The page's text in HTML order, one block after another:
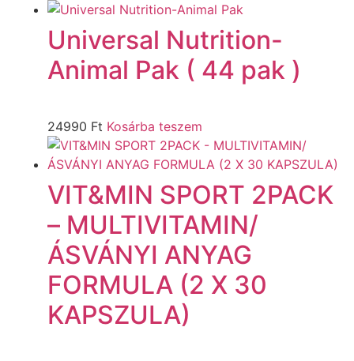
Universal Nutrition-
Animal Pak ( 44 pak )
24990 Ft Kosárba teszem
VIT&MIN SPORT 2PACK
– MULTIVITAMIN/
ÁSVÁNYI ANYAG
FORMULA (2 X 30
KAPSZULA)